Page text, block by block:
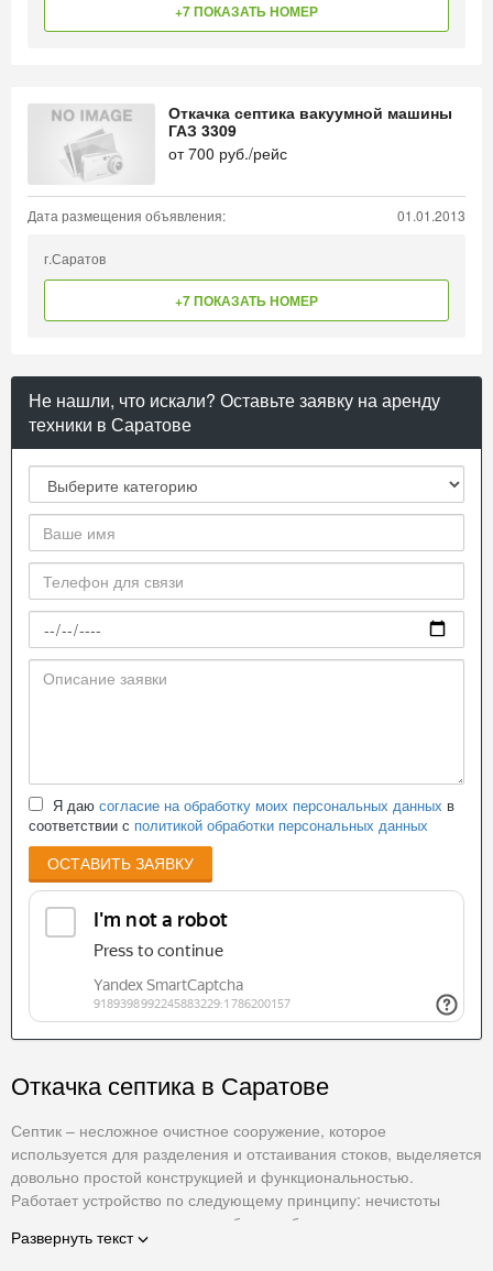
+7 ПОКАЗАТЬ НОМЕР
Откачка септика вакуумной машины
ГАЗ 3309
от700 руб./рейс
Дата размещения объявления: 01.01.2013
г.Саратов
+7 ПОКАЗАТЬ НОМЕР
Не нашли, что искали? Оставьте заявку на аренду
техники в Саратове
Я даю согласие на обработку моих персональных данных в
соответствии с политикой обработки персональных данных
ОСТАВИТЬ ЗАЯВКУ
Откачка септика в Саратове
Септик – несложное очистное сооружение, которое
используется для разделения и отстаивания стоков, выделяется
довольно простой конструкцией и функциональностью.
Работает устройство по следующему принципу: нечистоты
накапливаются в септике, из общего объема выделяется
нерастворимая фракция, которая со временем разлагается и
Развернуть текст